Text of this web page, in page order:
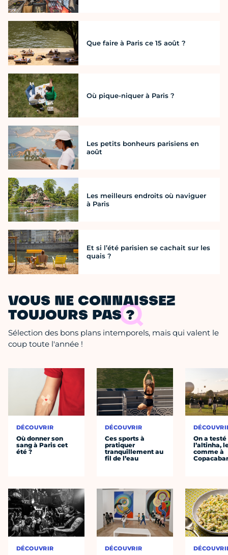
Que faire à Paris ce 15 août ?
Où pique-niquer à Paris ?
Les petits bonheurs parisiens en
août
Les meilleurs endroits où naviguer
à Paris
Et si l’été parisien se cachait sur les
quais ?
VOUS NE CONNAISSEZ
TOUJOURS PAS ?
Sélection des bons plans intemporels, mais qui valent le
coup toute l'année !
DÉCOUVRIR
Où donner son
sang à Paris cet
été ?
DÉCOUVRIR
DÉCOUVRIR
Ces sports à
pratiquer
tranquillement au
fil de l’eau
DÉCOUVRIR
On a testé
l’altinha,
comme à